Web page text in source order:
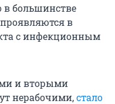
в большинстве
в
с инфекционным
и вторыми
нерабочими,стало